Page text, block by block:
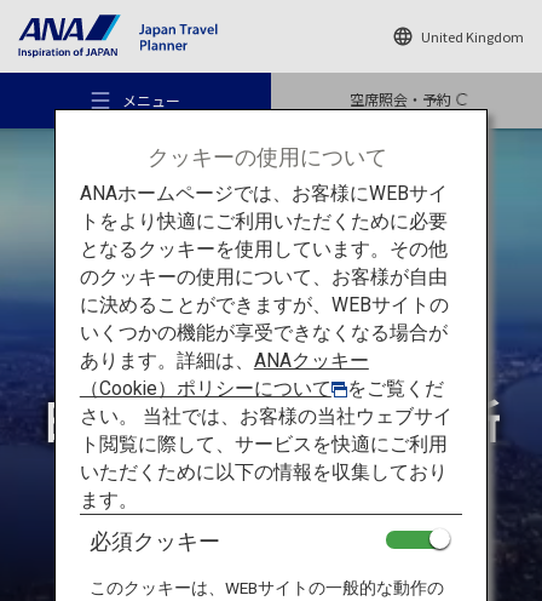
United Kingdom
メニュー 空席照会・予約
おすすめの旅
旅のアイデア
行き先
旅のお役立ち情報
必見！
一度は訪れたい
日本の素晴らしい場所
クッキーの使用について
ANAホームページでは、お客様にWEBサイ
トをより快適にご利用いただくために必要
となるクッキーを使用しています。その他
のクッキーの使用について、お客様が自由
に決めることができますが、WEBサイトの
いくつかの機能が享受できなくなる場合が
あります。詳細は、 ANAクッキー
（Cookie）ポリシーについて
をご覧くだ
さい。 当社では、お客様の当社ウェブサイ
ト閲覧に際して、サービスを快適にご利用
いただくために以下の情報を収集しており
ます。
必須クッキー
このクッキーは、WEBサイトの一般的な動作の